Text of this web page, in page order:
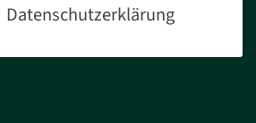
Datenschutzerklärung